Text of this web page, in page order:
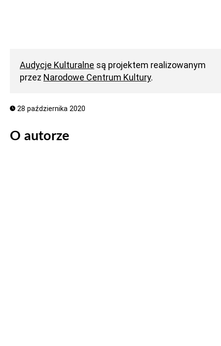
Audycje Kulturalne są projektem realizowanym
przez Narodowe Centrum Kultury.
28 października 2020
O autorze